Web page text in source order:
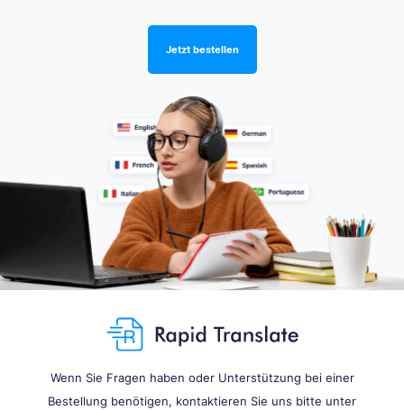
Jetzt bestellen
Wenn Sie Fragen haben oder Unterstützung bei einer
Bestellung benötigen, kontaktieren Sie uns bitte unter